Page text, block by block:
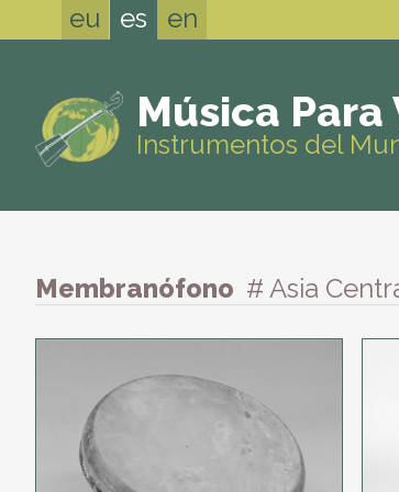
eu es en
Música Para
Instrumentos del
Membranófono # Asia